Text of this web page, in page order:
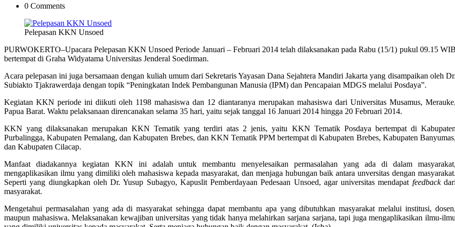
0 Comments
Pelepasan KKN Unsoed
PURWOKERTO–Upacara Pelepasan KKN Unsoed Periode Januari – Februari 2014 telah dilaksanakan pada Rabu (15/1) pukul 09.15 WIB
bertempat di Graha Widyatama Universitas Jenderal Soedirman.
Acara pelepasan ini juga bersamaan dengan kuliah umum dari Sekretaris Yayasan Dana Sejahtera Mandiri Jakarta yang disampaikan oleh Dr.
Subiakto Tjakrawerdaja dengan topik “Peningkatan Indek Pembangunan Manusia (IPM) dan Pencapaian MDGS melalui Posdaya”.
Kegiatan KKN periode ini diikuti oleh 1198 mahasiswa dan 12 diantaranya merupakan mahasiswa dari Universitas Musamus, Merauke,
Papua Barat. Waktu pelaksanaan direncanakan selama 35 hari, yaitu sejak tanggal 16 Januari 2014 hingga 20 Februari 2014.
KKN yang dilaksanakan merupakan KKN Tematik yang terdiri atas 2 jenis, yaitu KKN Tematik Posdaya bertempat di Kabupaten
Purbalingga, Kabupaten Pemalang, dan Kabupaten Brebes, dan KKN Tematik PPM bertempat di Kabupaten Brebes, Kabupaten Banyumas,
dan Kabupaten Cilacap.
Manfaat diadakannya kegiatan KKN ini adalah untuk membantu menyelesaikan permasalahan yang ada di dalam masyarakat,
mengaplikasikan ilmu yang dimiliki oleh mahasiswa kepada masyarakat, dan menjaga hubungan baik antara unversitas dengan masyarakat.
Seperti yang diungkapkan oleh Dr. Yusup Subagyo, Kapuslit Pemberdayaan Pedesaan Unsoed, agar universitas mendapat feedbackdari
masyarakat.
Mengetahui permasalahan yang ada di masyarakat sehingga dapat membantu apa yang dibutuhkan masyarakat melalui institusi, dosen,
maupun mahasiswa. Melaksanakan kewajiban universitas yang tidak hanya melahirkan sarjana sarjana, tapi juga mengaplikasikan ilmu-ilmu